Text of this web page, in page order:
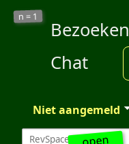
n = 1
Bezoeken
Chat
Niet aangemeld